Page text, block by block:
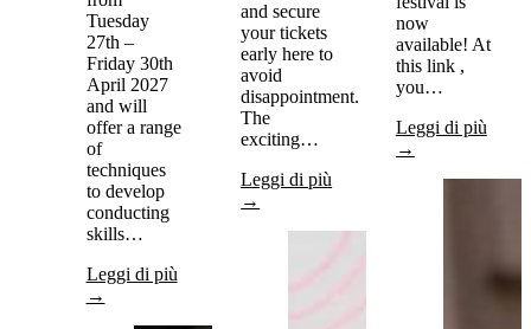
Tuesday
27th –
Friday 30th
April 2027
and will
offer a range
of
techniques
to develop
conducting
skills…
Leggi di più
→
and secure
your tickets
early here to
avoid
disappointment.
The
exciting…
Leggi di più
→
now
available! At
this link ,
you…
Leggi di più
→